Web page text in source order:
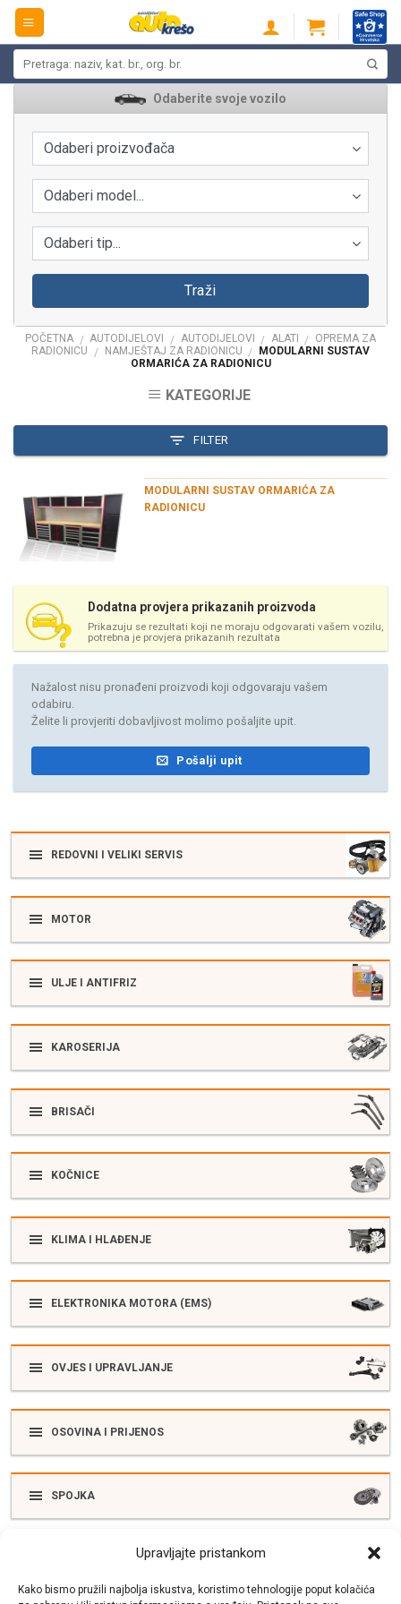
Upravljajte pristankom
Kako bismo pružili najbolja iskustva, koristimo tehnologije poput kolačića
Skip
content
Odaberite svoje vozilo
Odaberi proizvođača
Odaberi model...
Odaberi tip...
Traži
POČETNA / AUTODIJELOVI / AUTODIJELOVI / ALATI / OPREMA ZA
RADIONICU
/ NAMJEŠTAJ ZA RADIONICU /
MODULARNI SUSTAV
ORMARIĆA ZA RADIONICU
KATEGORIJE
FILTER
MODULARNI SUSTAV ORMARIĆA ZA
RADIONICU
Dodatna provjera prikazanih proizvoda
Prikazuju se rezultati koji ne moraju odgovarati vašem vozilu,
potrebna je provjera prikazanih rezultata
Nažalost nisu pronađeni proizvodi koji odgovaraju vašem
odabiru.
Želite li provjeriti dobavljivost molimo pošaljite upit.
Pošalji upit
REDOVNI I VELIKI SERVIS
MOTOR
ULJE I ANTIFRIZ
KAROSERIJA
BRISAČI
KOČNICE
KLIMA I HLAĐENJE
ELEKTRONIKA MOTORA (EMS)
OVJES I UPRAVLJANJE
OSOVINA I PRIJENOS
SPOJKA